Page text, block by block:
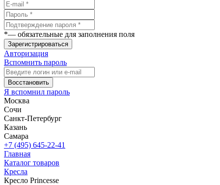
*— обязательные для заполнения поля
Зарегистрироваться
Авторизация
Вспомнить пароль
Восстановить
Я вспомнил пароль
Москва
Сочи
Санкт-Петербург
Казань
Самара
+7 (495) 645-22-41
Главная
Каталог товаров
Кресла
Кресло Princesse